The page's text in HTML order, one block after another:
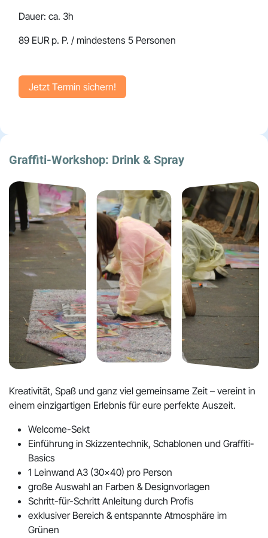
Dauer: ca. 3h
89 EUR p. P. / mindestens 5 Personen
Jetzt Term​​​​in sichern!
Graffiti-Workshop: Drink & Spray
Kreativität, Spaß und ganz viel gemeinsame Zeit – vereint in
einem einzigartigen Erlebnis für eure perfekte Auszeit.
Welcome-Sekt
Einführung in Skizzentechnik, Schablonen und Graffiti-
Basics
1 Leinwand A3 (30x40) pro Person
große Auswahl an Farben & Designvorlagen
Schritt-für-Schritt Anleitung durch Profis
exklusiver Bereich & entspannte Atmosphäre im
Grünen